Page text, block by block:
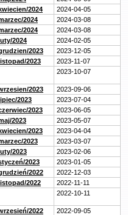
2024
2024-04-05
2024
2024-03-08
2024
2024-03-08
2024
2024-02-05
2023
2023-12-05
2023
2023-11-07
2023-10-07
2023
2023-09-06
2023
2023-07-04
2023
2023-06-05
2023
2023-05-07
2023
2023-04-04
2023
2023-03-07
2023
2023-02-06
2023
2023-01-05
2022
2022-12-03
2022
2022-11-11
2022-10-11
2022
2022-09-05